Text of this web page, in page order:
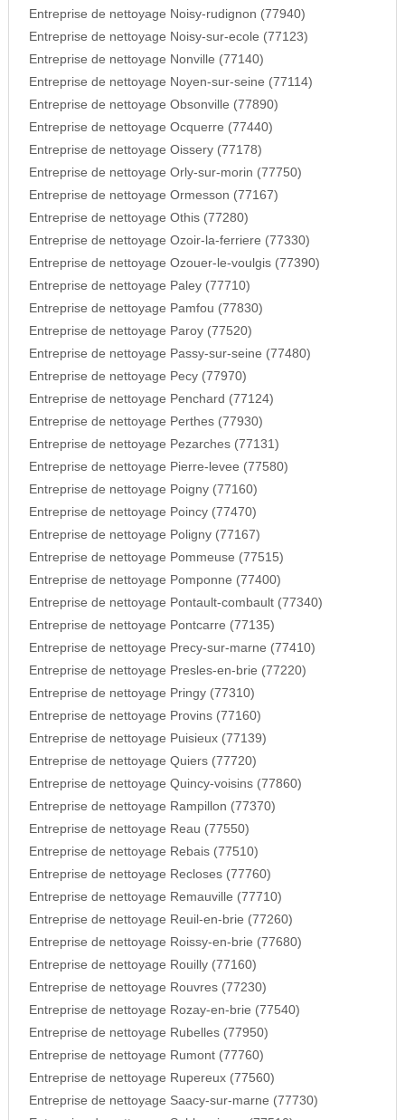
Entreprise de nettoyage Noisy-rudignon (77940)
Entreprise de nettoyage Noisy-sur-ecole (77123)
Entreprise de nettoyage Nonville (77140)
Entreprise de nettoyage Noyen-sur-seine (77114)
Entreprise de nettoyage Obsonville (77890)
Entreprise de nettoyage Ocquerre (77440)
Entreprise de nettoyage Oissery (77178)
Entreprise de nettoyage Orly-sur-morin (77750)
Entreprise de nettoyage Ormesson (77167)
Entreprise de nettoyage Othis (77280)
Entreprise de nettoyage Ozoir-la-ferriere (77330)
Entreprise de nettoyage Ozouer-le-voulgis (77390)
Entreprise de nettoyage Paley (77710)
Entreprise de nettoyage Pamfou (77830)
Entreprise de nettoyage Paroy (77520)
Entreprise de nettoyage Passy-sur-seine (77480)
Entreprise de nettoyage Pecy (77970)
Entreprise de nettoyage Penchard (77124)
Entreprise de nettoyage Perthes (77930)
Entreprise de nettoyage Pezarches (77131)
Entreprise de nettoyage Pierre-levee (77580)
Entreprise de nettoyage Poigny (77160)
Entreprise de nettoyage Poincy (77470)
Entreprise de nettoyage Poligny (77167)
Entreprise de nettoyage Pommeuse (77515)
Entreprise de nettoyage Pomponne (77400)
Entreprise de nettoyage Pontault-combault (77340)
Entreprise de nettoyage Pontcarre (77135)
Entreprise de nettoyage Precy-sur-marne (77410)
Entreprise de nettoyage Presles-en-brie (77220)
Entreprise de nettoyage Pringy (77310)
Entreprise de nettoyage Provins (77160)
Entreprise de nettoyage Puisieux (77139)
Entreprise de nettoyage Quiers (77720)
Entreprise de nettoyage Quincy-voisins (77860)
Entreprise de nettoyage Rampillon (77370)
Entreprise de nettoyage Reau (77550)
Entreprise de nettoyage Rebais (77510)
Entreprise de nettoyage Recloses (77760)
Entreprise de nettoyage Remauville (77710)
Entreprise de nettoyage Reuil-en-brie (77260)
Entreprise de nettoyage Roissy-en-brie (77680)
Entreprise de nettoyage Rouilly (77160)
Entreprise de nettoyage Rouvres (77230)
Entreprise de nettoyage Rozay-en-brie (77540)
Entreprise de nettoyage Rubelles (77950)
Entreprise de nettoyage Rumont (77760)
Entreprise de nettoyage Rupereux (77560)
Entreprise de nettoyage Saacy-sur-marne (77730)